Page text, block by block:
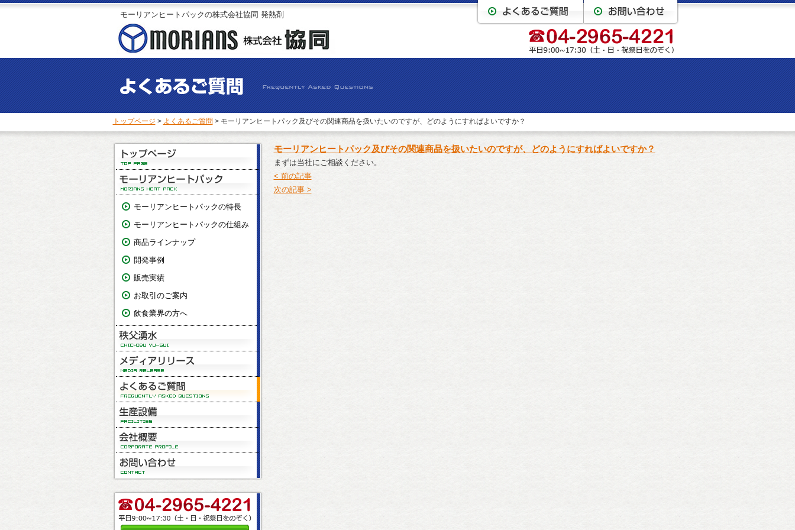
モーリアンヒートパックの株式会社協同 発熱剤
トップページ > よくあるご質問 > モーリアンヒートパック及びその関連商品を扱いたいのですが、どのようにすればよいですか？
モーリアンヒートパックの特長
モーリアンヒートパックの仕組み
商品ラインナップ
開発事例
販売実績
お取引のご案内
飲食業界の方へ
モーリアンヒートパック及びその関連商品を扱いたいのですが、どのようにすればよいですか？
まずは当社にご相談ください。
< 前の記事
次の記事 >